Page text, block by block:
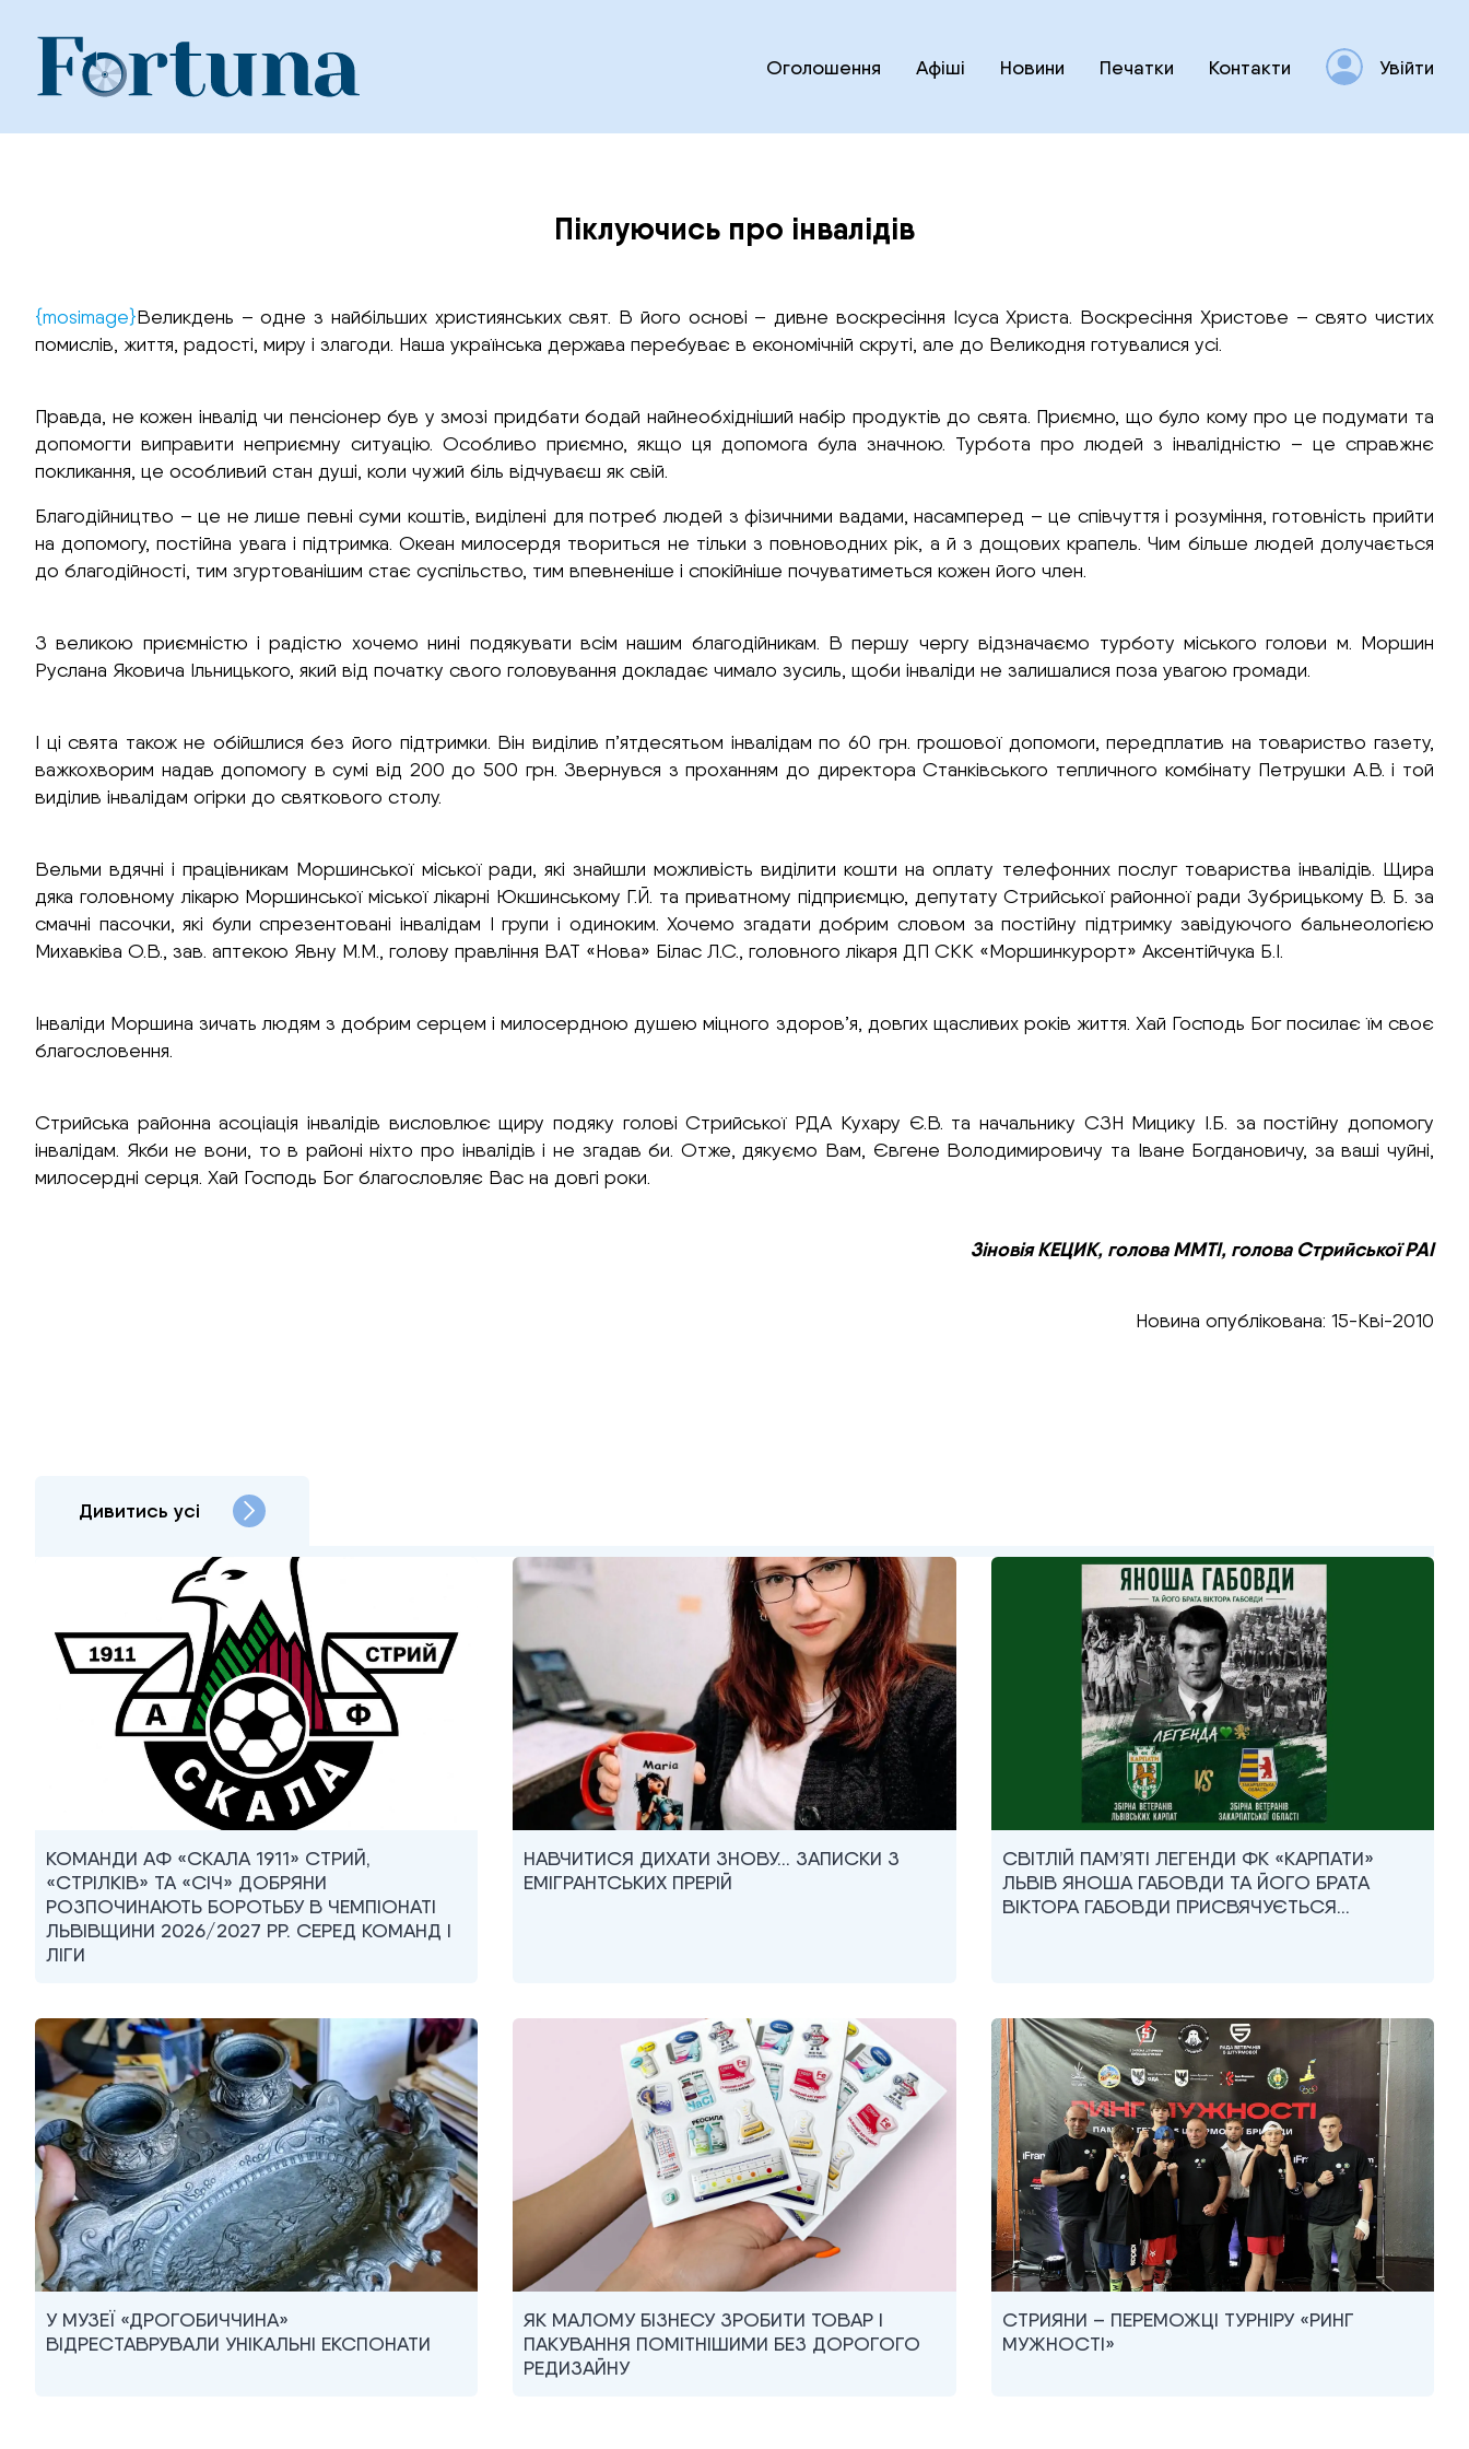
content
Оголошення Афіші Новини Печатки Контакти Увійти
Піклуючись про інвалідів
{mosimage}Великдень – одне з найбільших християнських свят. В його основі – дивне воскресіння Ісуса Христа. Воскресіння Христове – свято чистих
помислів, життя, радості, миру і злагоди. Наша українська держава перебуває в економічній скруті, але до Великодня готувалися усі.
Правда, не кожен інвалід чи пенсіонер був у змозі придбати бодай найнеобхідніший набір продуктів до свята. Приємно, що було кому про це подумати та
допомогти виправити неприємну ситуацію. Особливо приємно, якщо ця допомога була значною. Турбота про людей з інвалідністю – це справжнє
покликання, це особливий стан душі, коли чужий біль відчуваєш як свій.
Благодійництво – це не лише певні суми коштів, виділені для потреб людей з фізичними вадами, насамперед – це співчуття і розуміння, готовність прийти
на допомогу, постійна увага і підтримка. Океан милосердя твориться не тільки з повноводних рік, а й з дощових крапель. Чим більше людей долучається
до благодійності, тим згуртованішим стає суспільство, тим впевненіше і спокійніше почуватиметься кожен його член.
З великою приємністю і радістю хочемо нині подякувати всім нашим благодійникам. В першу чергу відзначаємо турботу міського голови м. Моршин
Руслана Яковича Ільницького, який від початку свого головування докладає чимало зусиль, щоби інваліди не залишалися поза увагою громади.
І ці свята також не обійшлися без його підтримки. Він виділив п’ятдесятьом інвалідам по 60 грн. грошової допомоги, передплатив на товариство газету,
важкохворим надав допомогу в сумі від 200 до 500 грн. Звернувся з проханням до директора Станківського тепличного комбінату Петрушки А.В. і той
виділив інвалідам огірки до святкового столу.
Вельми вдячні і працівникам Моршинської міської ради, які знайшли можливість виділити кошти на оплату телефонних послуг товариства інвалідів. Щира
дяка головному лікарю Моршинської міської лікарні Юкшинському Г.Й. та приватному підприємцю, депутату Стрийської районної ради Зубрицькому В. Б. за
смачні пасочки, які були спрезентовані інвалідам І групи і одиноким. Хочемо згадати добрим словом за постійну підтримку завідуючого бальнеологією
Михавківа О.В., зав. аптекою Явну М.М., голову правління ВАТ «Нова» Білас Л.С., головного лікаря ДП СКК «Моршинкурорт» Аксентійчука Б.І.
Інваліди Моршина зичать людям з добрим серцем і милосердною душею міцного здоров’я, довгих щасливих років життя. Хай Господь Бог посилає їм своє
благословення.
Стрийська районна асоціація інвалідів висловлює щиру подяку голові Стрийської РДА Кухару Є.В. та начальнику СЗН Мицику І.Б. за постійну допомогу
інвалідам. Якби не вони, то в районі ніхто про інвалідів і не згадав би. Отже, дякуємо Вам, Євгене Володимировичу та Іване Богдановичу, за ваші чуйні,
милосердні серця. Хай Господь Бог благословляє Вас на довгі роки.
Зіновія КЕЦИК, голова ММТІ, голова Стрийської РАІ
Новина опублікована: 15-Кві-2010
Дивитись усі
КОМАНДИ АФ «СКАЛА 1911» СТРИЙ,
«СТРІЛКІВ» ТА «СІЧ» ДОБРЯНИ
РОЗПОЧИНАЮТЬ БОРОТЬБУ В ЧЕМПІОНАТІ
ЛЬВІВЩИНИ 2026/2027 РР. СЕРЕД КОМАНД I
ЛІГИ
НАВЧИТИСЯ ДИХАТИ ЗНОВУ… ЗАПИСКИ З
ЕМІГРАНТСЬКИХ ПРЕРІЙ
СВІТЛІЙ ПАМ’ЯТІ ЛЕГЕНДИ ФК «КАРПАТИ»
ЛЬВІВ ЯНОША ГАБОВДИ ТА ЙОГО БРАТА
ВІКТОРА ГАБОВДИ ПРИСВЯЧУЄТЬСЯ…
У МУЗЕЇ «ДРОГОБИЧЧИНА»
ВІДРЕСТАВРУВАЛИ УНІКАЛЬНІ ЕКСПОНАТИ
ЯК МАЛОМУ БІЗНЕСУ ЗРОБИТИ ТОВАР І
ПАКУВАННЯ ПОМІТНІШИМИ БЕЗ ДОРОГОГО
РЕДИЗАЙНУ
СТРИЯНИ – ПЕРЕМОЖЦІ ТУРНІРУ «РИНГ
МУЖНОСТІ»